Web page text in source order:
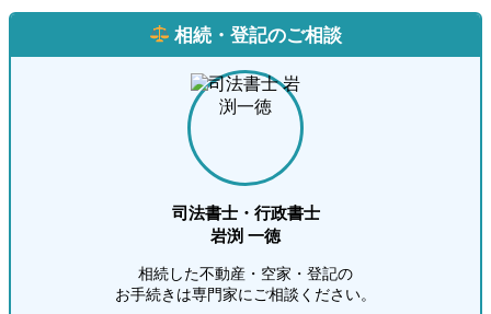
相続・登記のご相談
司法書士・行政書士
岩渕 一徳
相続した不動産・空家・登記の
お手続きは専門家にご相談ください。